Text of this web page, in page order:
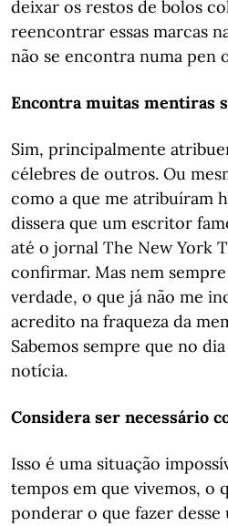
deixar os restos de bolos
reencontrar essas marcas
não se encontra numa pen
Encontra muitas mentiras
Sim, principalmente
célebres de outros. Ou
como a que me atribuíram
dissera que um escritor
até o jornal The New York
confirmar. Mas nem
verdade, o que já não me
acredito na fraqueza da
Sabemos sempre que no
notícia.
Considera ser necessário
Isso é uma situação
tempos em que vivemos, o
ponderar o que fazer desse